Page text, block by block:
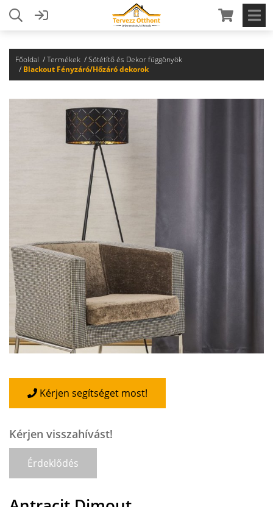
Főoldal Termékek
Sötétítő és Dekor függönyök
Blackout Fényzáró/Hőzáró dekorok
Kérjen segítséget most!
Kérjen visszahívást!
Érdeklődés